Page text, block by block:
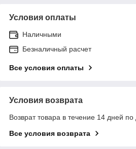
Условия оплаты
Наличными
Безналичный расчет
Все условия оплаты
Условия возврата
Возврат товара в течение 14 дней по
Все условия возврата